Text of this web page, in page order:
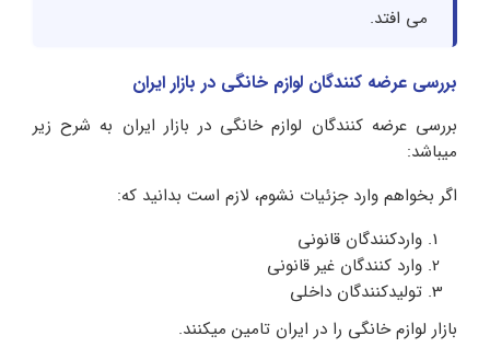
می افتد.
بررسی عرضه کنندگان لوازم خانگی در بازار ایران
بررسی عرضه کنندگان لوازم خانگی در بازار ایران به شرح زیر
میباشد:
اگر بخواهم وارد جزئیات نشوم، لازم است بدانید که:
واردکنندگان قانونی
وارد کنندگان غیر قانونی
تولیدکنندگان داخلی
بازار لوازم خانگی را در ایران تامین میکنند.